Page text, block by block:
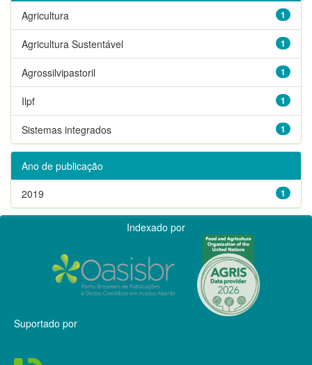
1
Agricultura
1
Agricultura Sustentável
1
Agrossilvipastoril
1
Ilpf
1
Sistemas integrados
Ano de publicação
1
2019
Indexado por
Suportado por